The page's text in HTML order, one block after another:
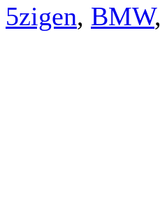
5zigen, BMW,